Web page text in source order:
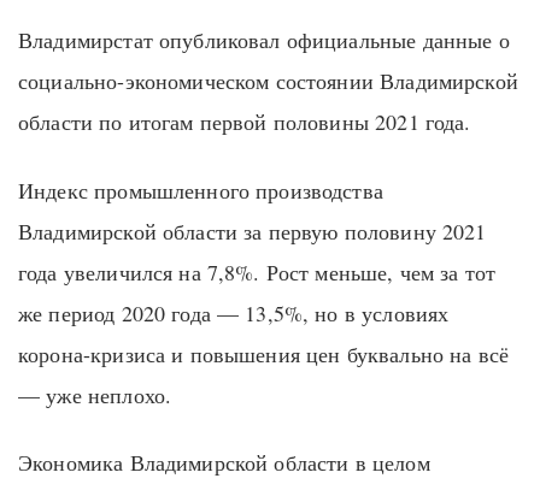
Владимирстат опубликовал официальные данные о
социально-экономическом состоянии Владимирской
области по итогам первой половины 2021 года.
Индекс промышленного производства
Владимирской области за первую половину 2021
года увеличился на 7,8%. Рост меньше, чем за тот
же период 2020 года — 13,5%, но в условиях
корона-кризиса и повышения цен буквально на всё
— уже неплохо.
Экономика Владимирской области в целом